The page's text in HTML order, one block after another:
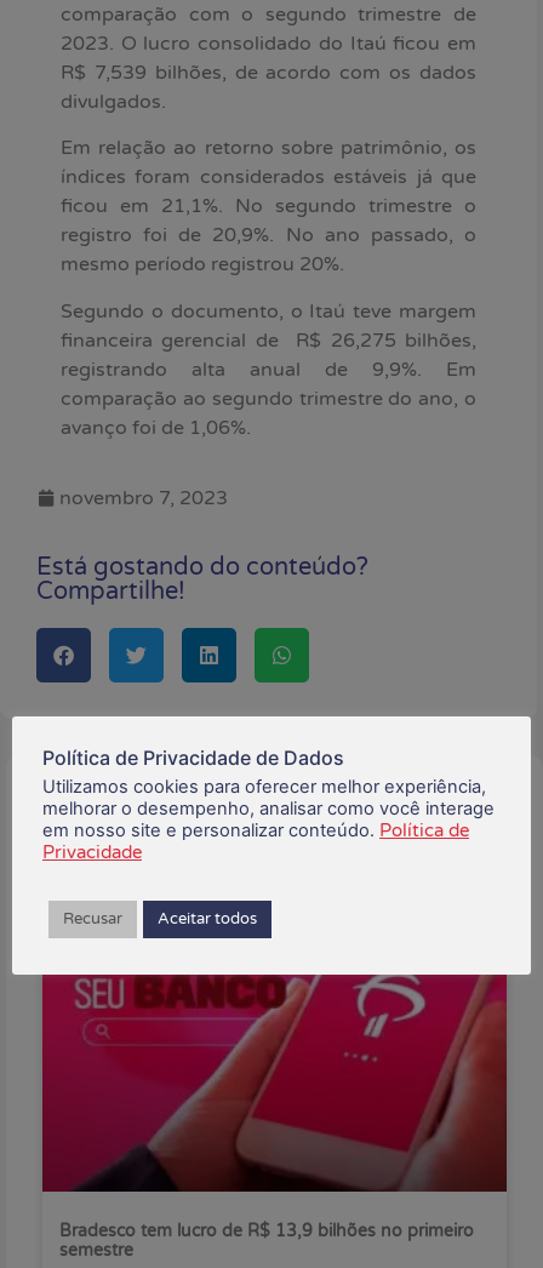
comparação com o segundo trimestre de
2023. O lucro consolidado do Itaú ficou em
R$ 7,539 bilhões, de acordo com os dados
divulgados.
Em relação ao retorno sobre patrimônio, os
índices foram considerados estáveis já que
ficou em 21,1%. No segundo trimestre o
registro foi de 20,9%. No ano passado, o
mesmo período registrou 20%.
Segundo o documento, o Itaú teve margem
financeira gerencial de R$ 26,275 bilhões,
registrando alta anual de 9,9%. Em
comparação ao segundo trimestre do ano, o
avanço foi de 1,06%.
novembro 7, 2023
Está gostando do conteúdo?
Compartilhe!
Buscar:
Posts Recentes:
Bradesco tem lucro de R$ 13,9 bilhões no primeiro
semestre
Política de Privacidade de Dados
Utilizamos cookies para oferecer melhor experiência,
melhorar o desempenho, analisar como você interage
em nosso site e personalizar conteúdo. Política de
Privacidade
Recusar Aceitar todos